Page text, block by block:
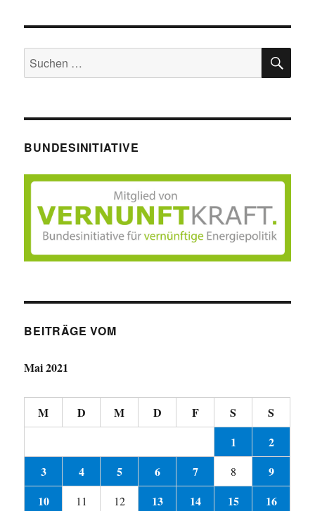
Suche
nach:
BUNDESINITIATIVE
BEITRÄGE VOM
Mai 2021
M D M D F S
S
1
2
3
4 5 6 7 8
9
10
11 12 13 14 15 16